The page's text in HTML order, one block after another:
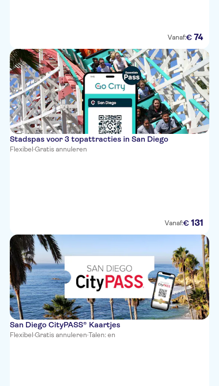
Vanaf:€ 74
Stadspas voor 3 topattracties in San Diego
Flexibel·Gratis annuleren
Vanaf:€ 131
San Diego CityPASS® Kaartjes
Flexibel·Gratis annuleren·Talen: en